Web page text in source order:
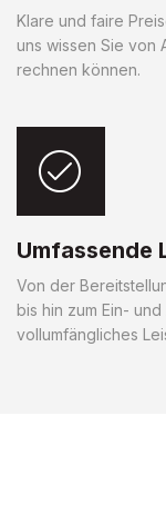
Klare und faire
uns wissen Sie von
rechnen können.
Umfassende
Von der
bis hin zum Ein-
vollumfängliches